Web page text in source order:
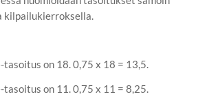
kilpailukierroksella.
tasoitus on 18. 0,75 x 18 = 13,5.
tasoitus on 11. 0,75 x 11 = 8,25.